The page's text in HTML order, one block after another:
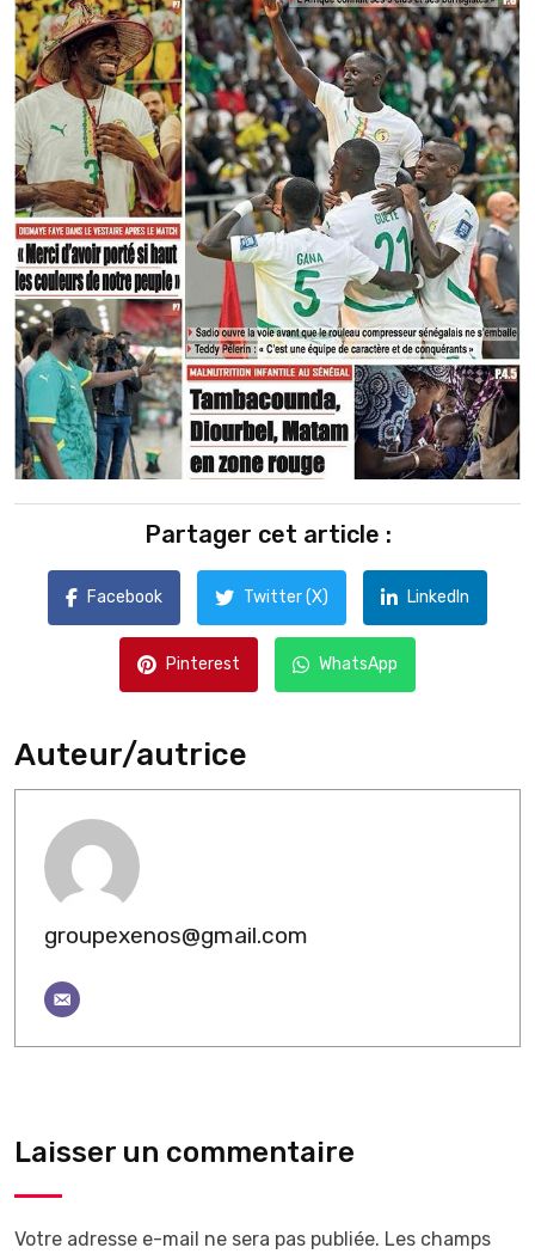
Partager cet article :
Facebook Twitter (X) LinkedIn
Pinterest WhatsApp
Auteur/autrice
groupexenos@gmail.com
Laisser un commentaire
Votre adresse e-mail ne sera pas publiée. Les champs